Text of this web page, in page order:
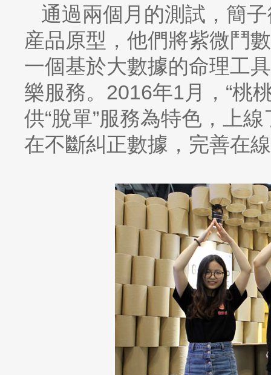
通過兩個月的測試，簡
産品原型，他們將紫微鬥
一個基於大數據的命理工
樂服務。2016年1月，“桃
供“脫單”服務為特色，上
在不斷糾正數據，完善在